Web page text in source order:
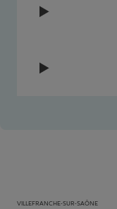
VILLEFRANCHE-SUR-SAÔNE